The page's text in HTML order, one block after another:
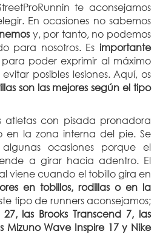
te aconsejamos
En ocasiones no sabemos
y, por tanto, no podemos
para nosotros. Es importante
poder exprimir al máximo
posibles lesiones. Aquí, os
son las mejores según el tipo
atletas con pisada pronadora
en la zona interna del pie. Se
ocasiones porque el
a girar hacia adentro. El
viene cuando el tobillo gira en
en tobillos, rodillas o en la
tipo de runners aconsejamos;
las Brooks Transcend 7, las
Mizuno Wave Inspire 17 y Nike